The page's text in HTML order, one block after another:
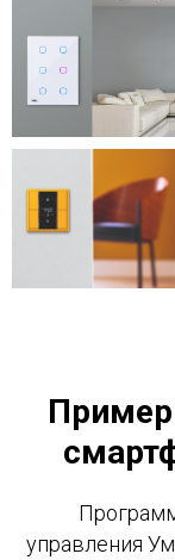
управления